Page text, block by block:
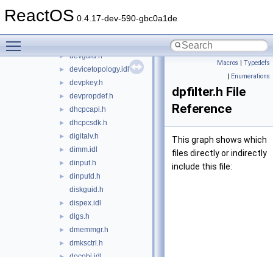
ReactOS 0.4.17-dev-590-gbc0a1de
► delayimp.h
► devguid.h
► devicetopology.idl
► devpkey.h
► devpropdef.h
► dhcpcapi.h
► dhcpcsdk.h
► digitalv.h
► dimm.idl
► dinput.h
►
dinputd.h
diskguid.h
► dispex.idl
► dlgs.h
► dmemmgr.h
► dmksctrl.h
Macros | Typedefs
| Enumerations
dpfilter.h File
Reference
This graph shows which
files directly or indirectly
include this file: